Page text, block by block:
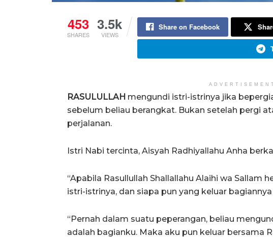
453
SHARES
3.5k
VIEWS
Share on Facebook
ADVERTISEMENT
RASULULLAH mengundi istri-istrinya jika
sebelum beliau berangkat. Bukan setelah pergi
perjalanan.
Istri Nabi tercinta, Aisyah Radhiyallahu Anha
“Apabila Rasullullah Shallallahu Alaihi wa Sallam
istri-istrinya, dan siapa pun yang keluar
“Pernah dalam suatu peperangan, beliau
adalah bagianku. Maka aku pun keluar bersama